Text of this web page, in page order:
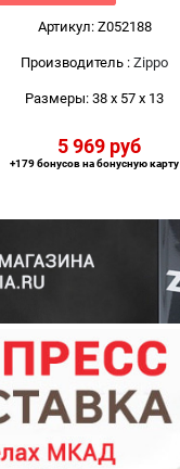
Артикул: Z052188
Производитель : Zippo
Размеры: 38 x 57 x 13
5 969 руб
+179 бонусов на бонусную карту